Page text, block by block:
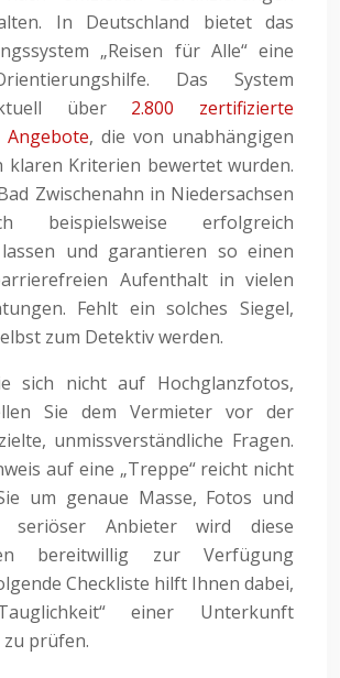
In Deutschland bietet das
„Reisen für Alle“ eine
Das System
über 2.800 zertifizierte
, die von unabhängigen
klaren Kriterien bewertet wurden.
Zwischenahn in Niedersachsen
beispielsweise erfolgreich
und garantieren so einen
Aufenthalt in vielen
Fehlt ein solches Siegel,
zum Detektiv werden.
sich nicht auf Hochglanzfotos,
Sie dem Vermieter vor der
unmissverständliche Fragen.
auf eine „Treppe“ reicht nicht
um genaue Masse, Fotos und
seriöser Anbieter wird diese
bereitwillig zur Verfügung
Checkliste hilft Ihnen dabei,
einer Unterkunft
prüfen.